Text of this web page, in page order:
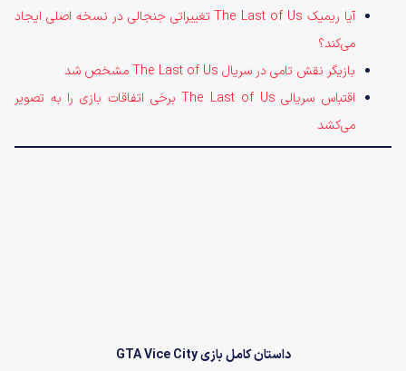
آیا ریمیک The Last of Us تغییراتی جنجالی در نسخه اصلی ایجاد
می‌کند؟
بازیگر نقش تامی در سریال The Last of Us مشخص شد
اقتباس سریالی The Last of Us‌ برخی اتفاقات بازی را به تصویر
می‌کشد
داستان کامل بازی GTA Vice City